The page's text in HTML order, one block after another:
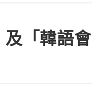
「韓語會